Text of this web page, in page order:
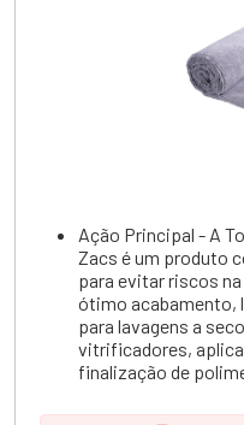
Ação Principal - A
Zacs é um produto
para evitar riscos
ótimo acabamento,
para lavagens a
vitrificadores,
finalização de